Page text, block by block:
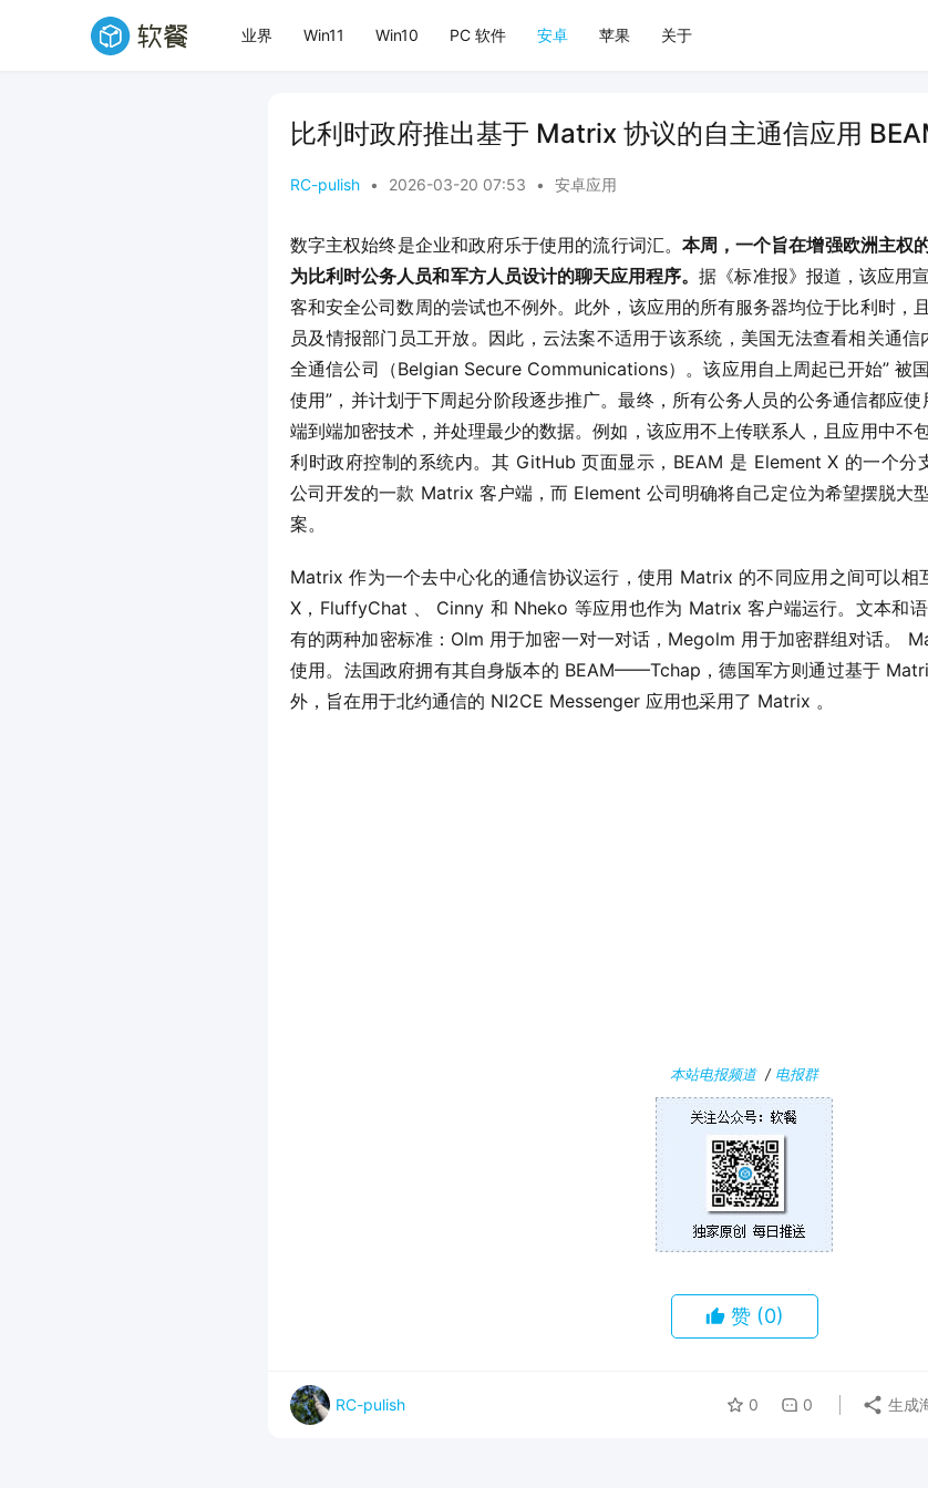
业界 Win11 Win10 PC 软件 安卓 苹果 关于
比利时政府推出基于 Matrix 协议的自主通信应用
RC-pulish • 2026-03-20 07:53 • 安卓应用
数字主权始终是企业和政府乐于使用的流行词汇。 本周，一个旨在增强欧洲主权
为比利时公务人员和军方人员设计的聊天应用程序。据《标准报》报道，该应用
客和安全公司数周的尝试也不例外。此外，该应用的所有服务器均位于比利时，
员及情报部门员工开放。因此，云法案不适用于该系统，美国无法查看相关通
全通信公司（Belgian Secure Communications）。该应用自上周起已开始” 被
使用”，并计划于下周起分阶段逐步推广。最终，所有公务人员的公务通信都应
端到端加密技术，并处理最少的数据。例如，该应用不上传联系人，且应用中不
利时政府控制的系统内。其 GitHub 页面显示，BEAM 是 Element X 的一个
公司开发的一款 Matrix 客户端，而 Element 公司明确将自己定位为希望摆脱大
案。
Matrix 作为一个去中心化的通信协议运行，使用 Matrix 的不同应用之间可以
X，FluffyChat 、 Cinny 和 Nheko 等应用也作为 Matrix 客户端运行。文本和
有的两种加密标准：Olm 用于加密一对一对话，Megolm 用于加密群组对话。
使用。法国政府拥有其自身版本的 BEAM——Tchap，德国军方则通过基于
外，旨在用于北约通信的 NI2CE Messenger 应用也采用了 Matrix 。
本站电报频道/ 电报群
赞 (0)
RC-pulish 0 0 生成